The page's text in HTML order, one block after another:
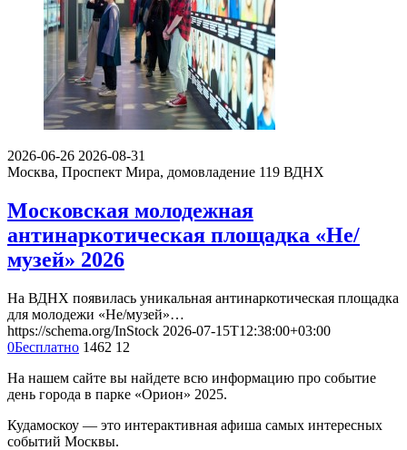
2026-06-26 2026-08-31
Москва, Проспект Мира, домовладение 119 ВДНХ
Московская молодежная
антинаркотическая площадка «Не/
музей» 2026
На ВДНХ появилась уникальная антинаркотическая площадка
для молодежи «Не/музей»…
https://schema.org/InStock 2026-07-15T12:38:00+03:00
0Бесплатно 1462 12
На нашем сайте вы найдете всю информацию про событие
день города в парке «Орион» 2025.
Кудамоскоу — это интерактивная афиша самых интересных
событий Москвы.